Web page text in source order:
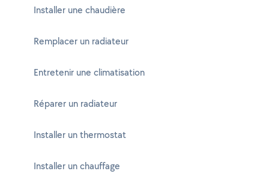
Installer une chaudière
Remplacer un radiateur
Entretenir une climatisation
Réparer un radiateur
Installer un thermostat
Installer un chauffage